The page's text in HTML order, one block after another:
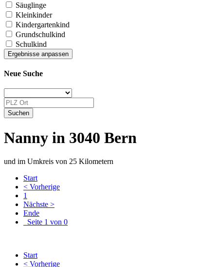
Säuglinge
Kleinkinder
Kindergartenkind
Grundschulkind
Schulkind
Neue Suche
Nanny in 3040 Bern
und im Umkreis von 25 Kilometern
Start
< Vorherige
1
Nächste >
Ende
Seite 1 von 0
Start
< Vorherige